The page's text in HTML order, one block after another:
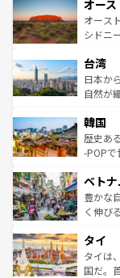
部のニ
文化が
しみな
ならではの
情報は
ワイ島
島だが
おすす
れるお
人々、
ク、伝
ワイを、存分
はコン
オー
オース
シドニ
リアリ
ク）、
ど、見
いる。
ビング
い。オ
参照し
台湾
日本か
自然が
ン）、
と山間
驚きを
容にも
照して
韓国
歴史あ
-POPで
き、地
できる
まで、
リティ
覧を参
ベト
豊かな
く伸び
急速な
ーチミ
醸し出
タイ
タイは
国だ。